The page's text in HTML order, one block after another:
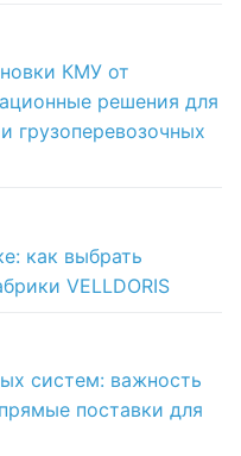
КМУ от
решения для
грузоперевозочных
как выбрать
VELLDORIS
систем: важность
поставки для